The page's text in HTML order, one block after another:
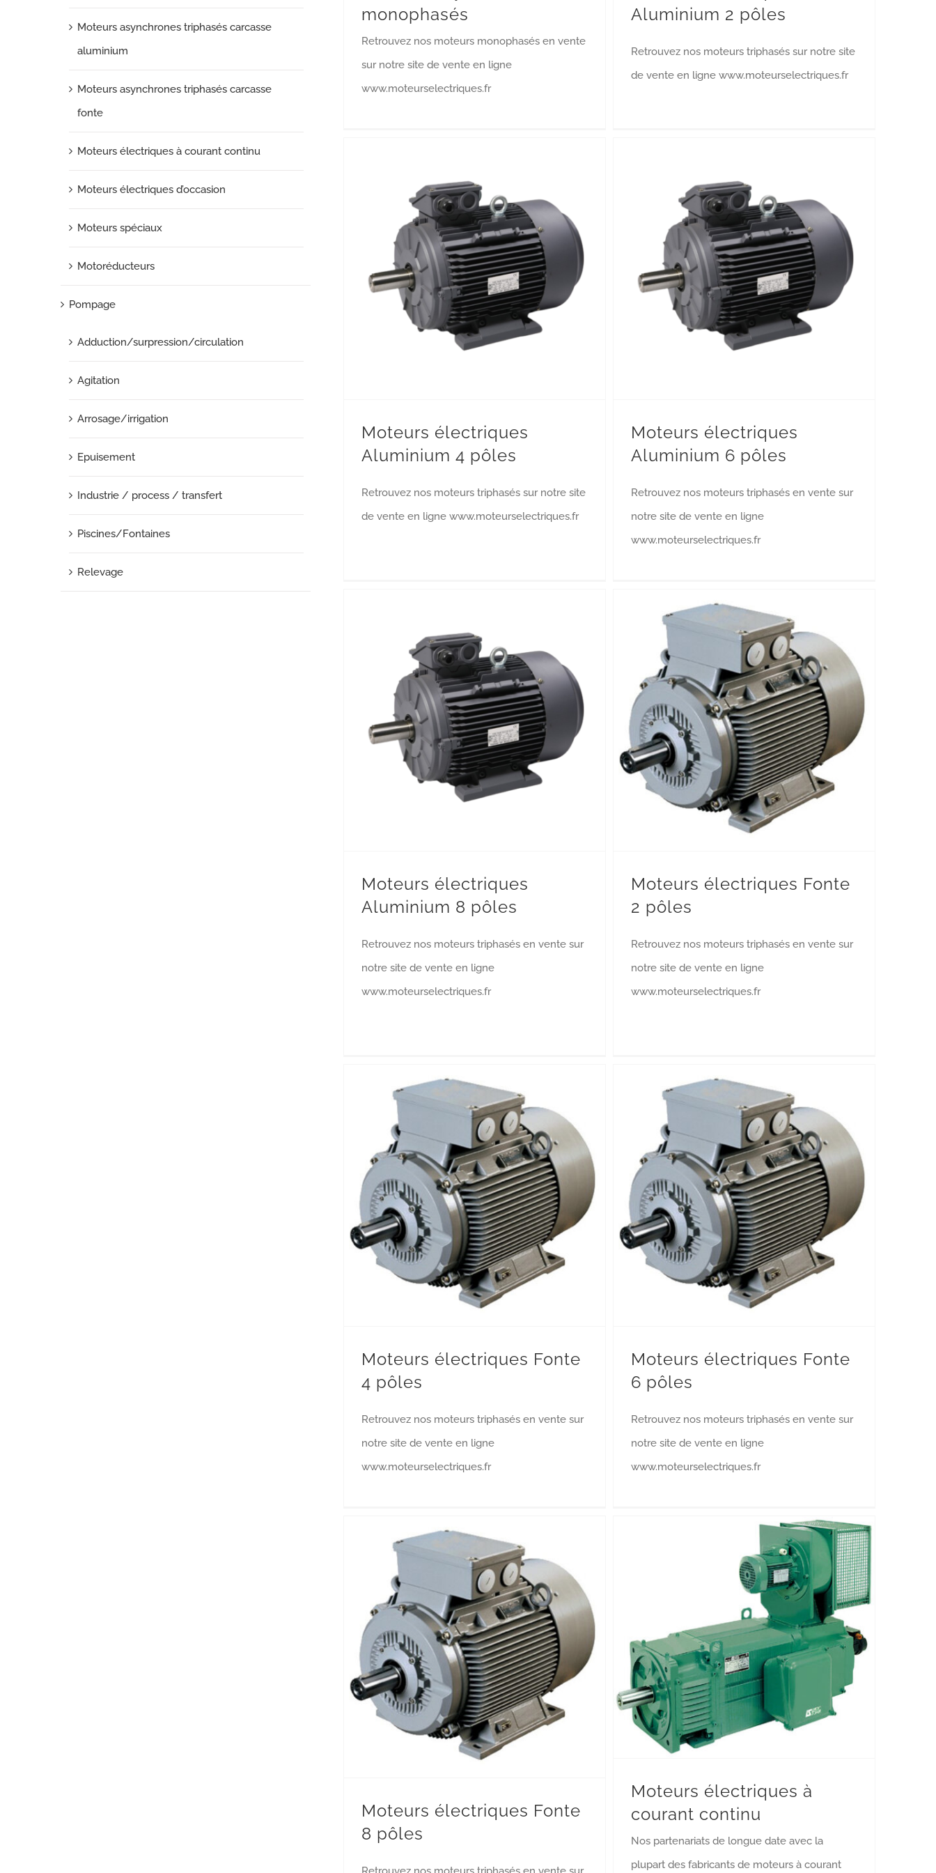
Moteurs asynchrones triphasés carcasse
aluminium
Moteurs asynchrones triphasés carcasse
fonte
Moteurs électriques à courant continu
Moteurs électriques d’occasion
Moteurs spéciaux
Motoréducteurs
Pompage
Adduction/surpression/circulation
Agitation
Arrosage/irrigation
Epuisement
Industrie / process / transfert
Piscines/Fontaines
Relevage
monophasés
Retrouvez nos moteurs monophasés en vente
sur notre site de vente en ligne
www.moteurselectriques.fr
Aluminium 2 pôles
Retrouvez nos moteurs triphasés sur notre site
de vente en ligne www.moteurselectriques.fr
Moteurs électriques
Aluminium 4 pôles
Retrouvez nos moteurs triphasés sur notre site
de vente en ligne www.moteurselectriques.fr
Moteurs électriques
Aluminium 6 pôles
Retrouvez nos moteurs triphasés en vente sur
notre site de vente en ligne
www.moteurselectriques.fr
Moteurs électriques
Aluminium 8 pôles
Retrouvez nos moteurs triphasés en vente sur
notre site de vente en ligne
www.moteurselectriques.fr
Moteurs électriques Fonte
2 pôles
Retrouvez nos moteurs triphasés en vente sur
notre site de vente en ligne
www.moteurselectriques.fr
Moteurs électriques Fonte
4 pôles
Retrouvez nos moteurs triphasés en vente sur
notre site de vente en ligne
www.moteurselectriques.fr
Moteurs électriques Fonte
6 pôles
Retrouvez nos moteurs triphasés en vente sur
notre site de vente en ligne
www.moteurselectriques.fr
Moteurs électriques Fonte
8 pôles
Moteurs électriques à
courant continu
Nos partenariats de longue date avec la
plupart des fabricants de moteurs à courant